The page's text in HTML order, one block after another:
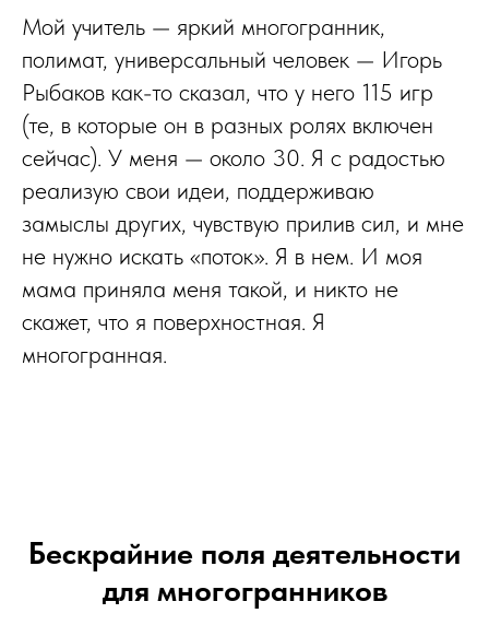
Мой учитель — яркий многогранник,
полимат, универсальный человек — Игорь
Рыбаков как-то сказал, что у него 115 игр
(те, в которые он в разных ролях включен
сейчас). У меня — около 30. Я с радостью
реализую свои идеи, поддерживаю
замыслы других, чувствую прилив сил, и мне
не нужно искать «поток». Я в нем. И моя
мама приняла меня такой, и никто не
скажет, что я поверхностная. Я
многогранная.
Бескрайние поля деятельности
для многогранников